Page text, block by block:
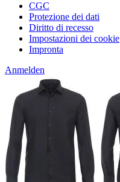
CGC
Protezione dei dati
Diritto di recesso
Impostazioni dei cookie
Impronta
Anmelden